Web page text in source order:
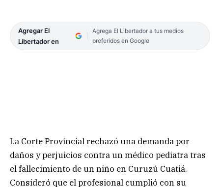
Agregar El
Libertador en
Agrega El Libertador a tus medios
preferidos en Google
La Corte Provincial rechazó una demanda por
daños y perjuicios contra un médico pediatra tras
el fallecimiento de un niño en Curuzú Cuatiá.
Consideró que el profesional cumplió con su